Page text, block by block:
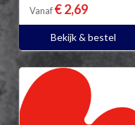
Vanaf € 2,69
Bekijk & bestel